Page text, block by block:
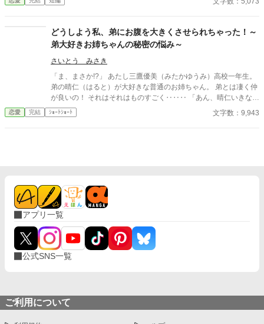
どうしよう私、弟にお腹を大きくさせられちゃった！～
弟大好きお姉ちゃんの秘密の悩み～
さいとう みさき
「ま、まさか!?」 あたし三鷹優美（みたかゆうみ）高校一年生。
弟の晴仁（はると）が大好きな普通のお姉ちゃん。 弟とは凄く仲
が良いの！ それはそれはものすごく‥‥‥ 「あん、晴仁いきなり
そんなのお口に入らないよぉ～♡」 そんな関係のあたしたち。 で
もある日トイレであたしはアレが来そうなのになかなか来ないの
恋愛 完結 ｼｮｰﾄｼｮｰﾄ 文字数：9,943
アプリ一覧
公式SNS一覧
ご利用について